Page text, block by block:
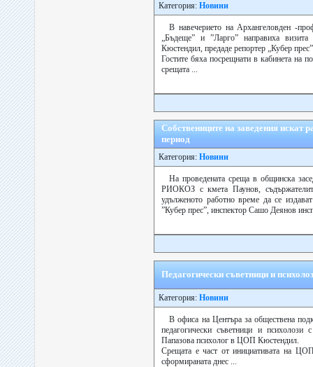
Категория: Новини
В навечерието на Архангеловден -
„Бъдеще” и ”Ларго” направиха
Кюстендил, предаде репортер „Кубер
Гостите бяха посрещнати в кабинета на
срещата ...
Собствениците на заведения искат
период
Категория: Новини
На проведената среща в общинска
РИОКОЗ с кмета Паунов,
удълженото работно време да се
”Кубер прес”, инспектор Сашо Деянов
Педагогически съветници и
Категория: Новини
В офиса на Центъра за обществена
педагогически съветници и
Папазова психолог в ЦОП Кюстендил.
Срещата е част от инициативата на
сформираната днес ...